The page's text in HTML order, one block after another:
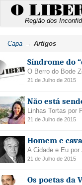
O
Região dos
Capa Artigos
Síndrome do
O Berro do Bode
21 de Julho de 2015
Não está
Linhas Tortas por
21 de Julho de 2015
Homem e
A Cidade e Eu por
21 de Julho de 2015
Os poetas da